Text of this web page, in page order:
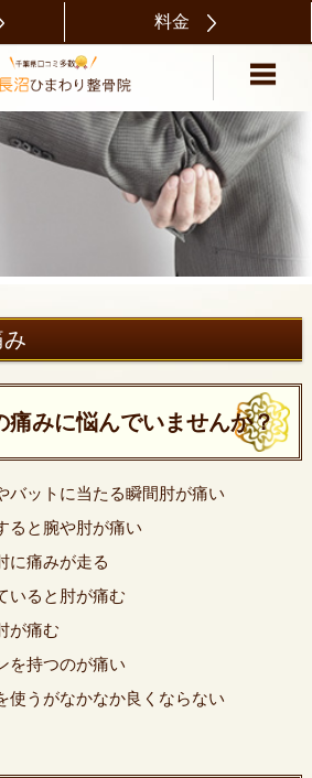
料金
痛みに悩んでいませんか？
バットに当たる瞬間肘が痛い
ると腕や肘が痛い
に痛みが走る
いると肘が痛む
が痛む
を持つのが痛い
使うがなかなか良くならない